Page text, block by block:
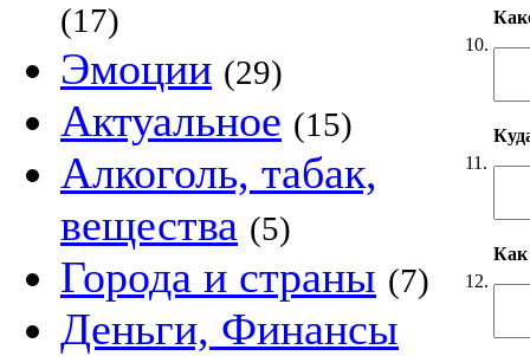
(17)
Эмоции (29)
Актуальное (15)
Алкоголь, табак,
вещества (5)
Города и страны (7)
Деньги, Финансы
10.
11.
12.
Как